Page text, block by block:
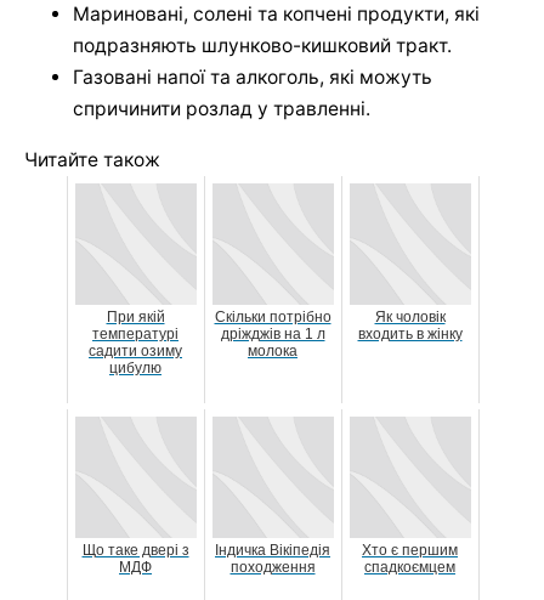
Мариновані, солені та копчені продукти, які
подразняють шлунково-кишковий тракт.
Газовані напої та алкоголь, які можуть
спричинити розлад у травленні.
Читайте також
При якій
температурі
садити озиму
цибулю
Скільки потрібно
дріжджів на 1 л
молока
Як чоловік
входить в жінку
Що таке двері з
МДФ
Індичка Вікіпедія
походження
Хто є першим
спадкоємцем